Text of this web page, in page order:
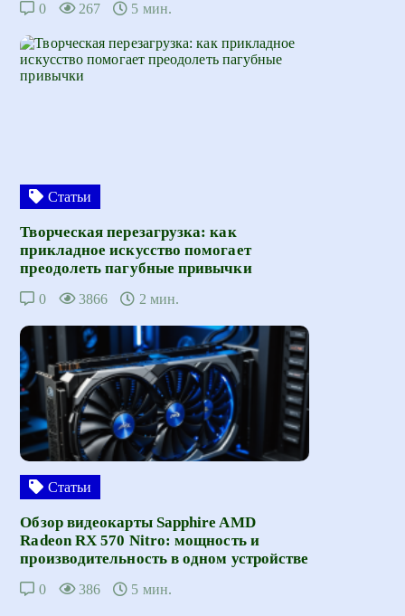
0 267 5 мин.
Статьи
Творческая перезагрузка: как
прикладное искусство помогает
преодолеть пагубные привычки
0 3866 2 мин.
Статьи
Обзор видеокарты Sapphire AMD
Radeon RX 570 Nitro: мощность и
производительность в одном устройстве
0 386 5 мин.